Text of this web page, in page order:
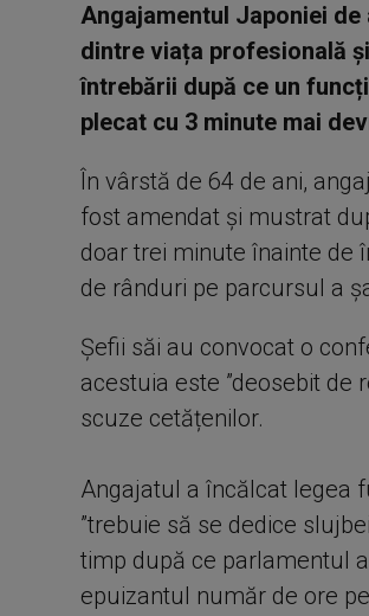
Angajamentul Japoniei
dintre viața profesională
întrebării după ce un
plecat cu 3 minute mai
În vârstă de 64 de ani,
fost amendat și mustrat
doar trei minute înainte de
de rânduri pe parcursul a
Șefii săi au convocat o
acestuia este ”deosebit de
scuze cetățenilor.
Angajatul a încălcat legea
”trebuie să se dedice
timp după ce parlamentul
epuizantul număr de ore